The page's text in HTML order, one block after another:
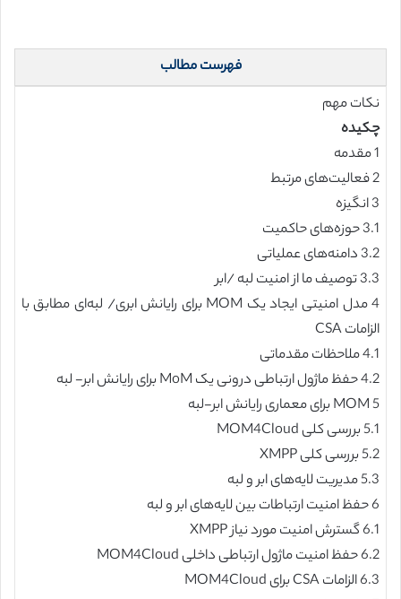
فهرست مطالب
نکات مهم
چکیده
1 مقدمه
2 فعالیت‌های مرتبط
3 انگیزه
3.1 حوزه‌های حاکمیت
3.2 دامنه‌های عملیاتی
3.3 توصیف ما از امنیت لبه /ابر
4 مدل امنیتی ایجاد یک MOM برای رایانش ابری/ لبه‌ای مطابق با
الزامات CSA
4.1 ملاحظات مقدماتی
4.2 حفظ ماژول ارتباطی درونی یک MoM برای رایانش ابر- لبه
5 MOM برای معماری رایانش ابر-لبه
5.1 بررسی کلی MOM4Cloud
5.2 بررسی کلی XMPP
5.3 مدیریت لایه‌های ابر و لبه
6 حفظ امنیت ارتباطات بین لایه‌های ابر و لبه
6.1 گسترش امنیت مورد نیاز XMPP
6.2 حفظ امنیت ماژول ارتباطی داخلی MOM4Cloud
6.3 الزامات CSA برای MOM4Cloud